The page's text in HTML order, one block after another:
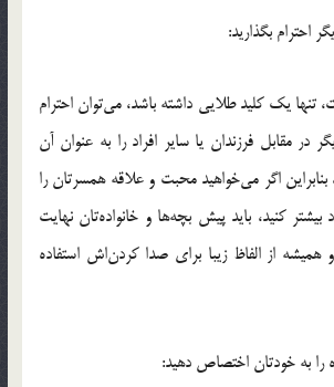
يک کليد طلايي داشته باشد، مي‌توان احترام
در مقابل فرزندان يا ساير افراد را به عنوان آن
اگر مي‌خواهيد محبت و علاقه همسرتان را
کنيد، بايد پيش بچه‌ها و خانواده‌تان نهايت
و هميشه از الفاظ زيبا براي صدا کردن‌اش استفاده